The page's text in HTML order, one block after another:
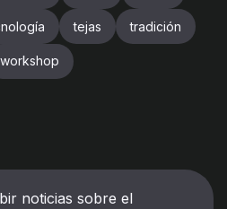
tejas tradición
workshop
noticias sobre el